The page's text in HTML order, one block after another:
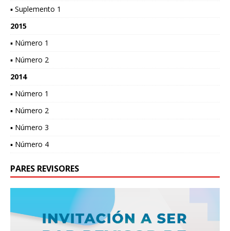
▪ Suplemento 1
2015
▪ Número 1
▪ Número 2
2014
▪ Número 1
▪ Número 2
▪ Número 3
▪ Número 4
PARES REVISORES